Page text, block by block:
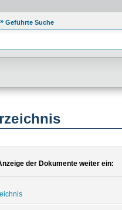
Geführte Suche
der Dokumente weiter ein: